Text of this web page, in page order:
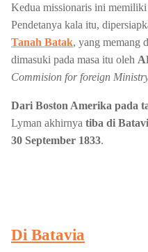
Kedua missionaris ini memiliki
Pendetanya kala itu,
Tanah Batak, yang memang
dimasuki pada masa itu oleh
Commision for foreign
Dari Boston Amerika pada
Lyman akhirnya tiba di
30 September 1833.
Di Batavia